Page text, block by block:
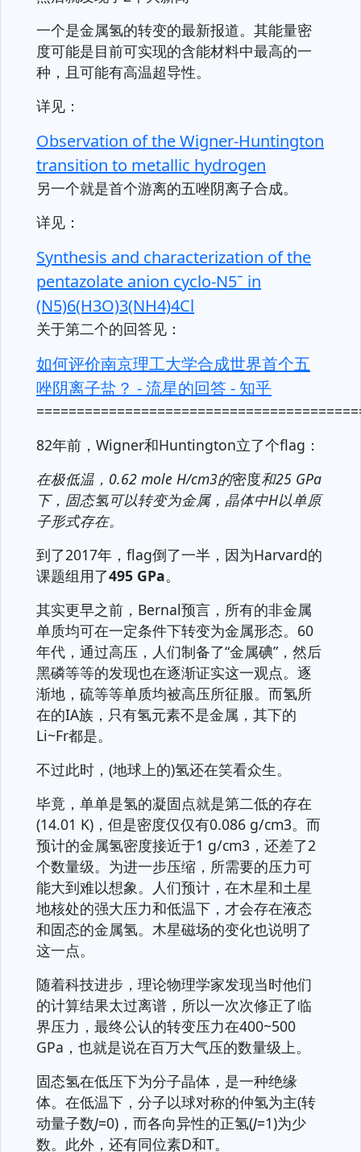
一个是金属氢的转变的最新报道。其能量密
度可能是目前可实现的含能材料中最高的一
种，且可能有高温超导性。
详见：
Observation of the Wigner-Huntington
transition to metallic hydrogen
另一个就是首个游离的五唑阴离子合成。
详见：
Synthesis and characterization of the
pentazolate anion cyclo-N5ˉ in
(N5)6(H3O)3(NH4)4Cl
关于第二个的回答见：
如何评价南京理工大学合成世界首个五
唑阴离子盐？ - 流星的回答 - 知乎
82年前，Wigner和Huntington立了个flag：
在极低温， 0.62 mole H/cm3的密度和25 GPa
下，固态氢可以转变为金属，晶体中H以单原
子形式存在。
到了2017年，flag倒了一半，因为Harvard的
课题组用了495 GPa。
其实更早之前，Bernal预言，所有的非金属
单质均可在一定条件下转变为金属形态。60
年代，通过高压，人们制备了“金属碘”，然后
黑磷等等的发现也在逐渐证实这一观点。逐
渐地，硫等等单质均被高压所征服。而氢所
在的IA族，只有氢元素不是金属，其下的
Li~Fr都是。
不过此时，(地球上的)氢还在笑看众生。
毕竟，单单是氢的凝固点就是第二低的存在
(14.01 K)，但是密度仅仅有0.086 g/cm3。而
预计的金属氢密度接近于1 g/cm3，还差了2
个数量级。为进一步压缩，所需要的压力可
能大到难以想象。人们预计，在木星和土星
地核处的强大压力和低温下，才会存在液态
和固态的金属氢。木星磁场的变化也说明了
这一点。
随着科技进步，理论物理学家发现当时他们
的计算结果太过离谱，所以一次次修正了临
界压力，最终公认的转变压力在400~500
GPa，也就是说在百万大气压的数量级上。
固态氢在低压下为分子晶体，是一种绝缘
体。在低温下，分子以球对称的仲氢为主(转
动量子数J=0)，而各向异性的正氢(J=1)为少
数。此外，还有同位素D和T。